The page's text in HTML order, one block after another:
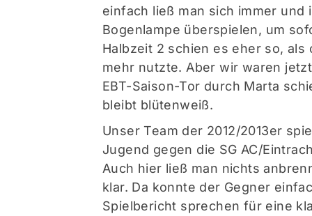
einfach ließ man sich immer
Bogenlampe überspielen, um
Halbzeit 2 schien es eher so,
mehr nutzte. Aber wir waren
EBT-Saison-Tor durch Marta
bleibt blütenweiß.
Unser Team der 2012/2013er
Jugend gegen die SG AC/
Auch hier ließ man nichts
klar. Da konnte der Gegner
Spielbericht sprechen für eine